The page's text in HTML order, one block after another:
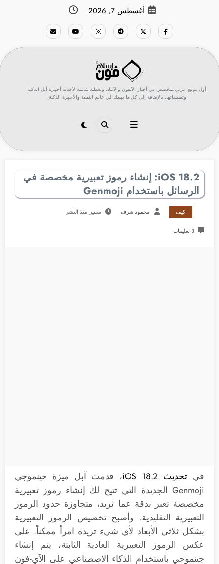
أغسطس 7, 2026
أول موقع عربي متخصص في أخبار الآيفون والآيباد، وتغطية شاملة لأحدث أجهزة أبل الذكية
وتطبيقاتها، بالإضافة إلى كل ما يهمك في عالم التقنية والأجهزة الذكية.
iOS 18.2: إنشاء رموز تعبيرية مخصصة في
الرسائل باستخدام Genmoji
كيف محمود شرف سنتين منذ النشر
3 تعليقات
في تحديث iOS 18.2
، قدمت آبل ميزة جينموجي
Genmoji الجديدة التي تتيح لك إنشاء رموز تعبيرية
مخصصة تعبر بدقة عما تريد، متجاوزة حدود الرموز
التعبيرية التقليدية. وأصبح تخصيص الرموز التعبيرية
بشكل ثلاثي الأبعاد لأي شيء تريده امراً ممكناً. على
عكس الرموز التعبيرية العادية الثابتة، يتم إنشاء
جينموجي باستخدام الذكاء الاصطناعي على الآي-فون